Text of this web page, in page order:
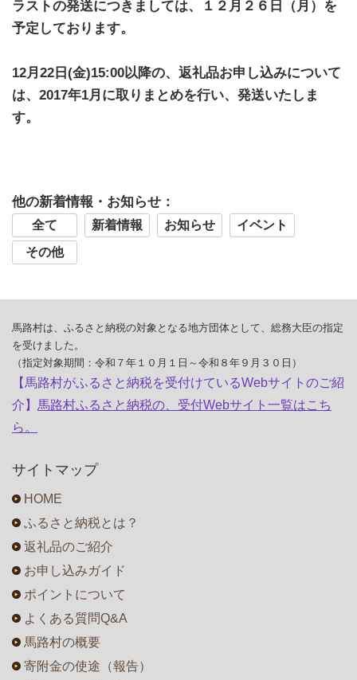
ラストの発送につきましては、１２月２６日（月）を
予定しております。
12月22日(金)15:00以降の、返礼品お申し込みについて
は、2017年1月に取りまとめを行い、発送いたしま
す。
他の新着情報・お知らせ：
全て 新着情報 お知らせ
イベント
その他
馬路村は、ふるさと納税の対象となる地方団体として、総務大臣の指定
を受けました。
（指定対象期間：令和７年１０月１日～令和８年９月３０日）
【馬路村がふるさと納税を受付けているWebサイトのご紹
介】 馬路村ふるさと納税の、受付Webサイト一覧はこち
ら。
サイトマップ
HOME
ふるさと納税とは？
返礼品のご紹介
お申し込みガイド
ポイントについて
よくある質問Q&A
馬路村の概要
寄附金の使途（報告）